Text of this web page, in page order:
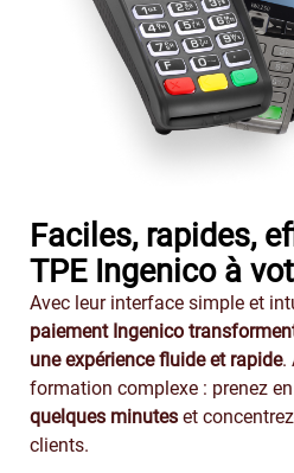
Faciles, rapides,
TPE Ingenico à
Avec leur interface simple et
paiement Ingenico
une expérience fluide et rapide.
formation complexe : prenez
quelques minutes et
clients.